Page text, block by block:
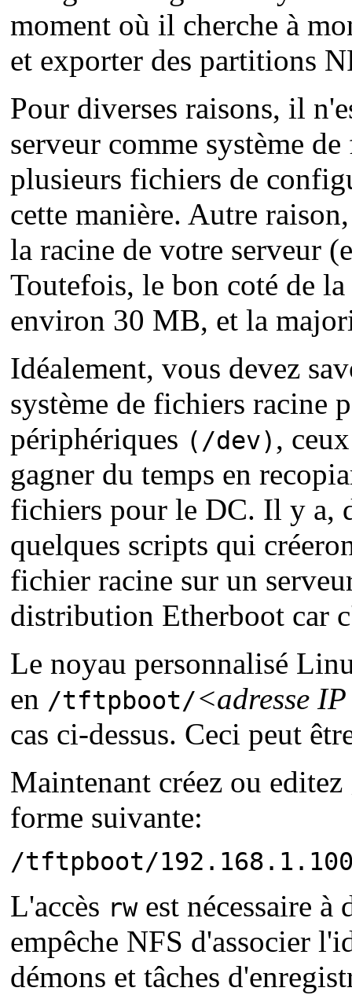
moment où il cherche à
et exporter des partitions
Pour diverses raisons, il
serveur comme système
plusieurs fichiers de
cette manière. Autre
la racine de votre serveur
Toutefois, le bon coté de
environ 30 MB, et la
Idéalement, vous devez
système de fichiers racine
périphériques (/dev) ,
gagner du temps en
fichiers pour le DC. Il y a,
quelques scripts qui
fichier racine sur un
distribution Etherboot car
Le noyau personnalisé
en /tftpboot/<adresse
cas ci-dessus. Ceci peut
Maintenant créez ou editez
forme suivante:
/tftpboot/
L'accès rwest nécessaire
empêche NFS d'associer
démons et tâches